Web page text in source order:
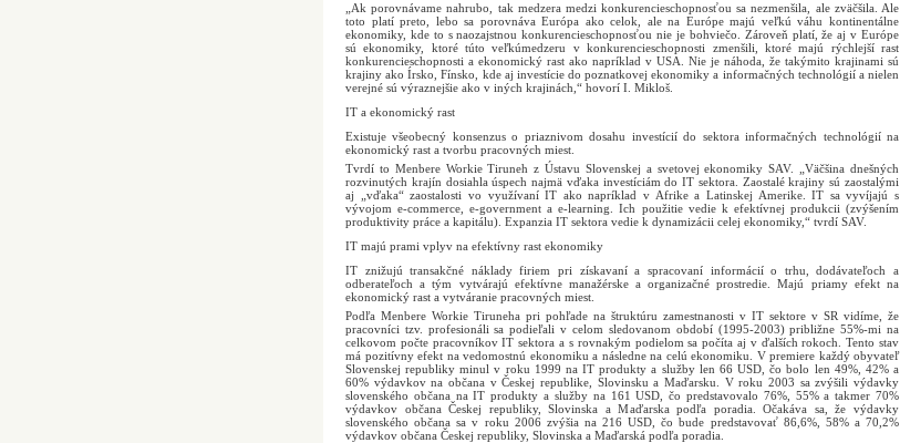
„Ak porovnávame nahrubo, tak medzera medzi konkurencieschopnosťou sa nezmenšila, ale zväčšila. Ale
toto platí preto, lebo sa porovnáva Európa ako celok, ale na Európe majú veľkú váhu kontinentálne
ekonomiky, kde to s naozajstnou konkurencieschopnosťou nie je bohviečo. Zároveň platí, že aj v Európe
sú ekonomiky, ktoré túto veľkúmedzeru v konkurencieschopnosti zmenšili, ktoré majú rýchlejší rast
konkurencieschopnosti a ekonomický rast ako napríklad v USA. Nie je náhoda, že takýmito krajinami sú
krajiny ako Írsko, Fínsko, kde aj investície do poznatkovej ekonomiky a informačných technológií a nielen
verejné sú výraznejšie ako v iných krajinách,“ hovorí I. Mikloš.
IT a ekonomický rast
Existuje všeobecný konsenzus o priaznivom dosahu investícií do sektora informačných technológií na
ekonomický rast a tvorbu pracovných miest.
Tvrdí to Menbere Workie Tiruneh z Ústavu Slovenskej a svetovej ekonomiky SAV. „Väčšina dnešných
rozvinutých krajín dosiahla úspech najmä vďaka investíciám do IT sektora. Zaostalé krajiny sú zaostalými
aj „vďaka“ zaostalosti vo využívaní IT ako napríklad v Afrike a Latinskej Amerike. IT sa vyvíjajú s
vývojom e-commerce, e-government a e-learning. Ich použitie vedie k efektívnej produkcii (zvýšením
produktivity práce a kapitálu). Expanzia IT sektora vedie k dynamizácii celej ekonomiky,“ tvrdí SAV.
IT majú prami vplyv na efektívny rast ekonomiky
IT znižujú transakčné náklady firiem pri získavaní a spracovaní informácií o trhu, dodávateľoch a
odberateľoch a tým vytvárajú efektívne manažérske a organizačné prostredie. Majú priamy efekt na
ekonomický rast a vytváranie pracovných miest.
Podľa Menbere Workie Tiruneha pri pohľade na štruktúru zamestnanosti v IT sektore v SR vidíme, že
pracovníci tzv. profesionáli sa podieľali v celom sledovanom období (1995-2003) približne 55%-mi na
celkovom počte pracovníkov IT sektora a s rovnakým podielom sa počíta aj v ďalších rokoch. Tento stav
má pozitívny efekt na vedomostnú ekonomiku a následne na celú ekonomiku. V premiere každý obyvateľ
Slovenskej republiky minul v roku 1999 na IT produkty a služby len 66 USD, čo bolo len 49%, 42% a
60% výdavkov na občana v Českej republike, Slovinsku a Maďarsku. V roku 2003 sa zvýšili výdavky
slovenského občana na IT produkty a služby na 161 USD, čo predstavovalo 76%, 55% a takmer 70%
výdavkov občana Českej republiky, Slovinska a Maďarska podľa poradia. Očakáva sa, že výdavky
slovenského občana sa v roku 2006 zvýšia na 216 USD, čo bude predstavovať 86,6%, 58% a 70,2%
výdavkov občana Českej republiky, Slovinska a Maďarská podľa poradia.